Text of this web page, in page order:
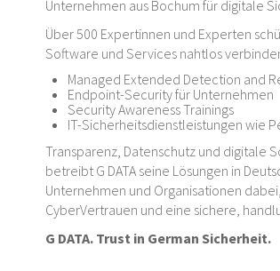
Unternehmen aus Bochum für digitale
Über 500 Expertinnen und Experten
Software und Services nahtlos
Managed Extended Detection and
Endpoint-Security für Unternehmen
Security Awareness Trainings
IT-Sicherheitsdienstleistungen wie
Transparenz, Datenschutz und digitale
betreibt G DATA seine Lösungen in
Unternehmen und Organisationen
CyberVertrauen und eine sichere,
G DATA. Trust in German Sicherheit.